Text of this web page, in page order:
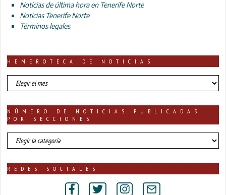
Noticias de última hora en Tenerife Norte
Noticias Tenerife Norte
Términos legales
HEMEROTECA DE NOTICIAS
HEMEROTECA
DE
NÚMERO DE NOTICIAS PUBLICADAS
POR SECCIONES
número
de
publicadas
REDES SOCIALES